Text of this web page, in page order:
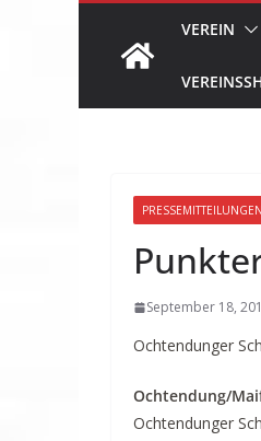
VEREIN
PRESSEMITTEILUNGEN
September 18,
Ochtendunger
Ochtendung/
Ochtendunger